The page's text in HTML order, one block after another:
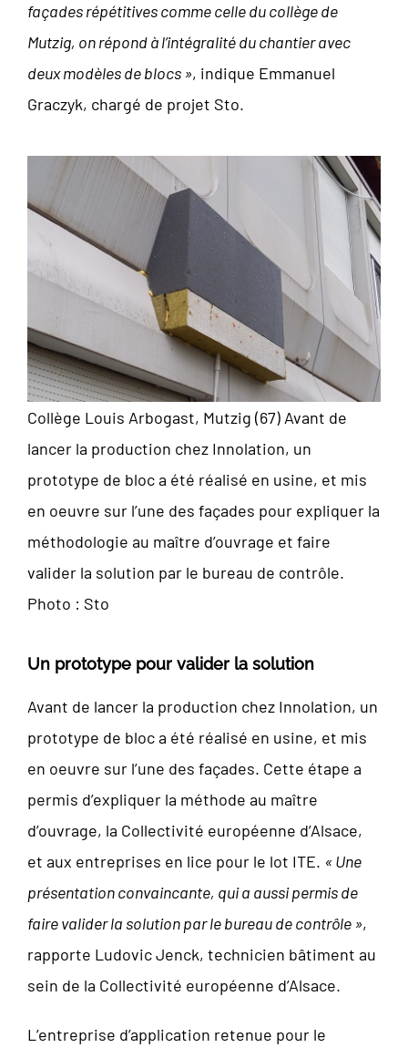
façades répétitives comme celle du collège de
Mutzig, on répond à l’intégralité du chantier avec
deux modèles de blocs », indique Emmanuel
Graczyk, chargé de projet Sto.
Collège Louis Arbogast, Mutzig (67) Avant de
lancer la production chez Innolation, un
prototype de bloc a été réalisé en usine, et mis
en oeuvre sur l’une des façades pour expliquer la
méthodologie au maître d’ouvrage et faire
valider la solution par le bureau de contrôle.
Photo : Sto
Un prototype pour valider la solution
Avant de lancer la production chez Innolation, un
prototype de bloc a été réalisé en usine, et mis
en oeuvre sur l’une des façades. Cette étape a
permis d’expliquer la méthode au maître
d’ouvrage, la Collectivité européenne d’Alsace,
et aux entreprises en lice pour le lot ITE. « Une
présentation convaincante, qui a aussi permis de
faire valider la solution par le bureau de contrôle »,
rapporte Ludovic Jenck, technicien bâtiment au
sein de la Collectivité européenne d’Alsace.
L’entreprise d’application retenue pour le